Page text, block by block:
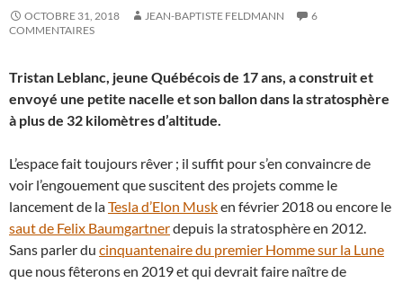
OCTOBRE 31, 2018 JEAN-BAPTISTE FELDMANN
6
COMMENTAIRES
Tristan Leblanc, jeune Québécois de 17 ans, a construit et
envoyé une petite nacelle et son ballon dans la stratosphère
à plus de 32 kilomètres d’altitude.
L’espace fait toujours rêver ; il suffit pour s’en convaincre de
voir l’engouement que suscitent des projets comme le
lancement de laTesla d’Elon Musken février 2018 ou encore le
saut de Felix Baumgartnerdepuis la stratosphère en 2012.
Sans parler du cinquantenaire du premier Homme sur la Lune
que nous fêterons en 2019 et qui devrait faire naître de